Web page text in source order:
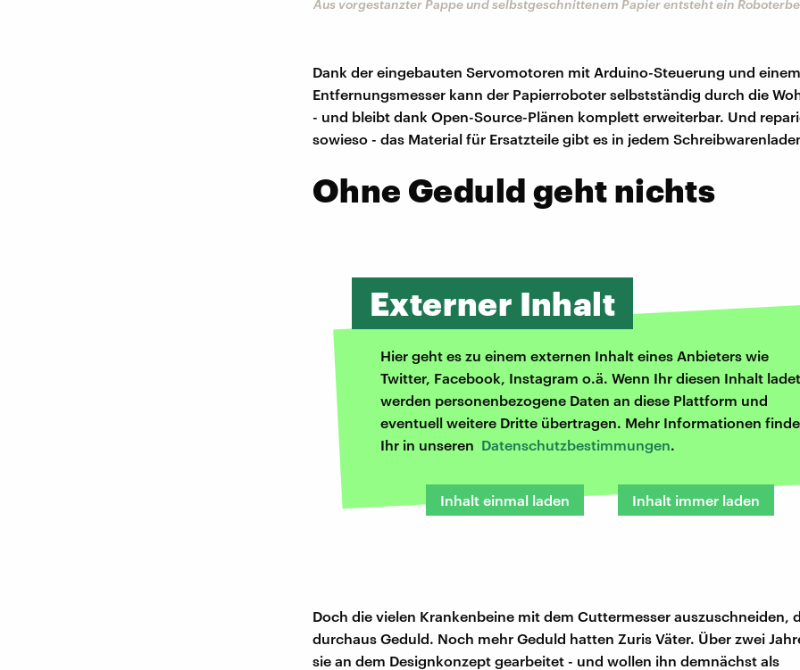
Aus vorgestanzter Pappe und selbstgeschnittenem Papier entsteht ein
Dank der eingebauten Servomotoren mit Arduino-Steuerung und
Entfernungsmesser kann der Papierroboter selbstständig durch die
- und bleibt dank Open-Source-Plänen komplett erweiterbar. Und
sowieso - das Material für Ersatzteile gibt es in jedem
Ohne Geduld geht nichts
Externer Inhalt
Hier geht es zu einem externen Inhalt eines Anbieters wie
Twitter, Facebook, Instagram o.ä. Wenn Ihr diesen Inhalt
werden personenbezogene Daten an diese Plattform und
eventuell weitere Dritte übertragen. Mehr Informationen
Ihr in unseren Datenschutzbestimmungen.
Inhalt einmal laden Inhalt immer laden
Doch die vielen Krankenbeine mit dem Cuttermesser auszuschneiden,
durchaus Geduld. Noch mehr Geduld hatten Zuris Väter. Über zwei
sie an dem Designkonzept gearbeitet - und wollen ihn demnächst als